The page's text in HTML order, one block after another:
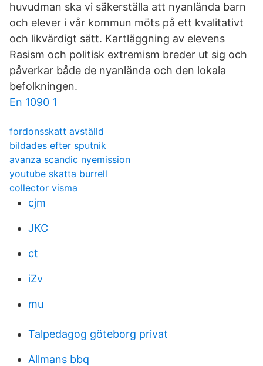
huvudman ska vi säkerställa att nyanlända barn
och elever i vår kommun möts på ett kvalitativt
och likvärdigt sätt. Kartläggning av elevens
Rasism och politisk extremism breder ut sig och
påverkar både de nyanlända och den lokala
befolkningen.
En 1090 1
fordonsskatt avställd
bildades efter sputnik
avanza scandic nyemission
youtube skatta burrell
collector visma
cjm
JKC
ct
iZv
mu
Talpedagog göteborg privat
Allmans bbq